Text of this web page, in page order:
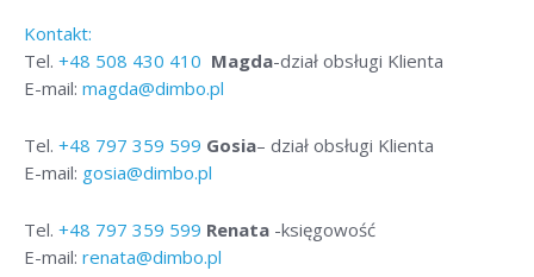
Kontakt:
Tel. +48 508 430 410 Magda-dział obsługi Klienta
E-mail: magda@dimbo.pl
Tel. +48 797 359 599 Gosia– dział obsługi Klienta
E-mail: gosia@dimbo.pl
Tel. +48 797 359 599 Renata -księgowość
E-mail: renata@dimbo.pl